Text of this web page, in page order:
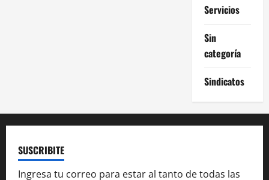
Servicios
Sin
categoría
Sindicatos
SUSCRIBITE
Ingresa tu correo para estar al tanto de todas las